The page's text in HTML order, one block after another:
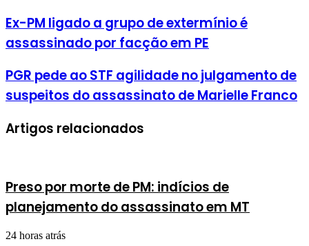
Ex-PM ligado a grupo de extermínio é
assassinado por facção em PE
PGR pede ao STF agilidade no julgamento de
suspeitos do assassinato de Marielle Franco
Artigos relacionados
Preso por morte de PM: indícios de
planejamento do assassinato em MT
24 horas atrás